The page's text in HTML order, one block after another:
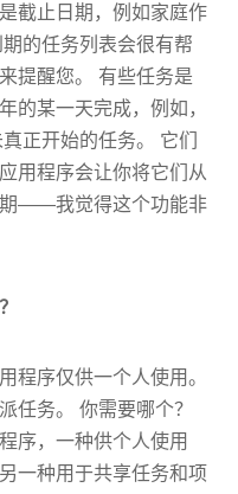
截止日期，例如家庭作
的任务列表会很有帮
提醒您。 有些任务是
的某一天完成，例如，
正开始的任务。 它们
用程序会让你将它们从
期——我觉得这个功能非
程序仅供一个人使用。
任务。 你需要哪个？
序，一种供个人使用
一种用于共享任务和项